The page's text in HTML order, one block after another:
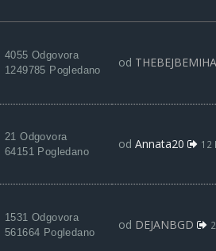
4055 Odgovora
1249785 Pogledano
od
21 Odgovora
64151 Pogledano
od Annata20 12
1531 Odgovora
561664 Pogledano
od DEJANBGD